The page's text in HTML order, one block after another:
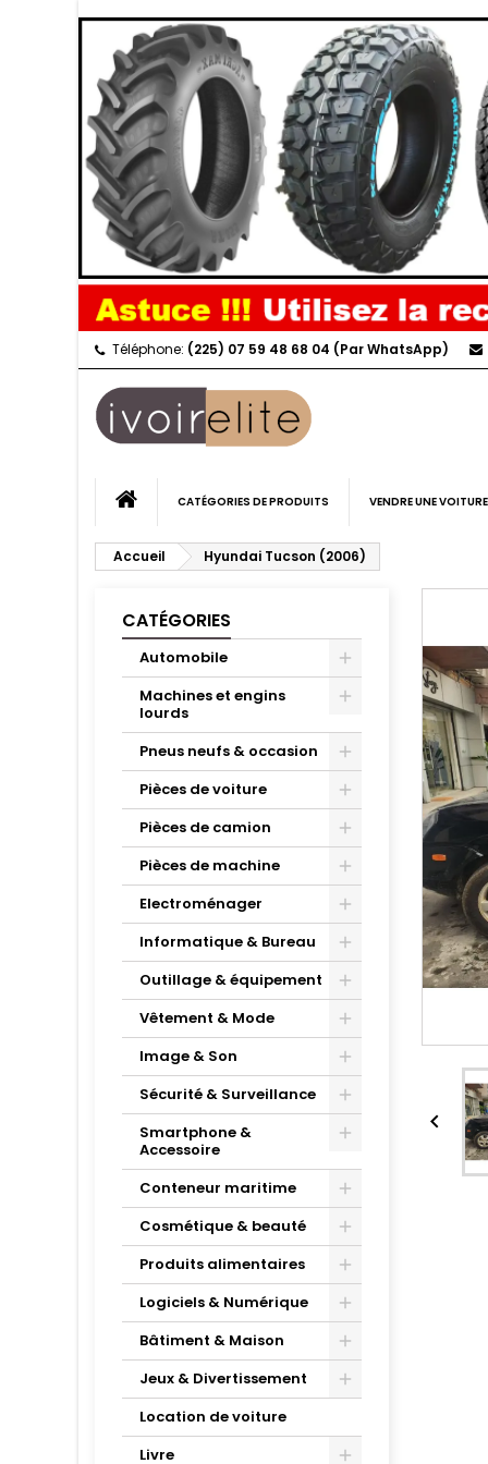
Téléphone: (225) 07 59 48 68 04 (Par WhatsApp)
CATÉGORIES DE PRODUITS VENDRE UNE VOITURE
Accueil Hyundai Tucson (2006)
CATÉGORIES
Automobile
Machines et engins
lourds
Pneus neufs & occasion
Pièces de voiture
Pièces de camion
Pièces de machine
Electroménager
Informatique & Bureau
Outillage & équipement
Vêtement & Mode
Image & Son
Sécurité & Surveillance
Smartphone &
Accessoire
Conteneur maritime
Cosmétique & beauté
Produits alimentaires
Logiciels & Numérique
Bâtiment & Maison
Jeux & Divertissement
Location de voiture
Livre
